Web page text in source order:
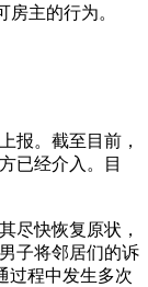
主的行为。
报。截至目前，
已经介入。目
尽快恢复原状，
子将邻居们的诉
过程中发生多次